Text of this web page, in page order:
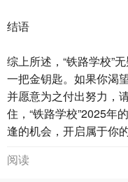
结语
综上所述，“铁路学校”
一把金钥匙。如果你渴
并愿意为之付出努力，
住，“铁路学校”2025年
逢的机会，开启属于你
阅读